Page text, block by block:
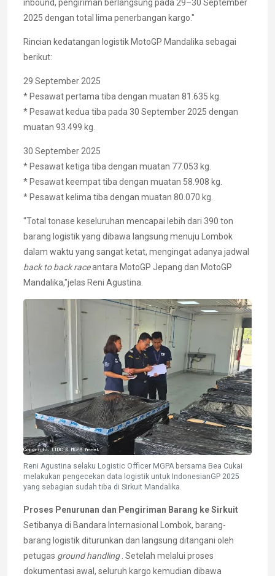
inbound, pengiriman berlangsung pada 29–30 September
2025 dengan total lima penerbangan kargo."
Rincian kedatangan logistik MotoGP Mandalika sebagai
berikut:
29 September 2025
* Pesawat pertama tiba dengan muatan 81.635 kg.
* Pesawat kedua tiba pada 30 September 2025 dengan
muatan 93.499 kg.
30 September 2025
* Pesawat ketiga tiba dengan muatan 77.053 kg.
* Pesawat keempat tiba dengan muatan 58.908 kg.
* Pesawat kelima tiba dengan muatan 80.070 kg.
"Total tonase keseluruhan mencapai lebih dari 390 ton
barang logistik yang dibawa langsung menuju Lombok
dalam waktu yang sangat ketat, mengingat adanya jadwal
back to back raceantara MotoGP Jepang dan MotoGP
Mandalika,"jelas Reni Agustina.
Reni Agustina selaku Logistic Officer MGPA bersama Bea Cukai
melakukan pengecekan data logistik untuk IndonesianGP 2025
yang sebagian sudah tiba di Sirkuit Mandalika.
Proses Penurunan dan Pengiriman Barang ke Sirkuit
Setibanya di Bandara Internasional Lombok, barang-
barang logistik diturunkan dan langsung ditangani oleh
petugas ground handling . Setelah melalui proses
dokumentasi awal, seluruh kargo kemudian dibawa